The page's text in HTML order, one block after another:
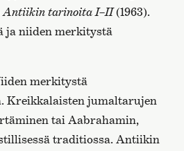
Antiikin tarinoita I–II(1963).
ja niiden merkitystä
merkitystä
Kreikkalaisten jumaltarujen
tai Aabrahamin,
traditiossa. Antiikin